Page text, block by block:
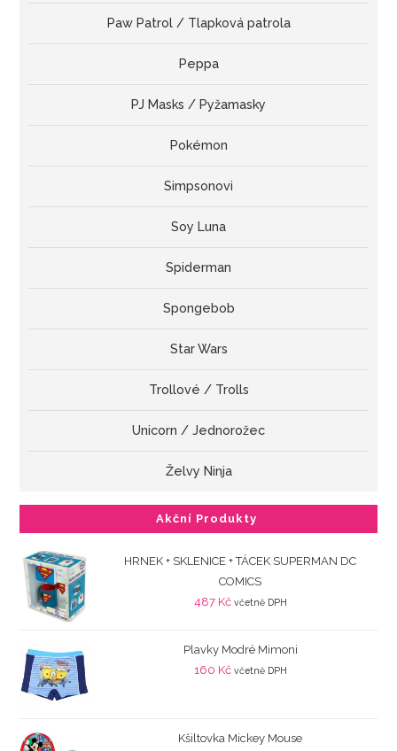
Paw Patrol / Tlapková patrola
Peppa
PJ Masks / Pyžamasky
Pokémon
Simpsonovi
Soy Luna
Spiderman
Spongebob
Star Wars
Trollové / Trolls
Unicorn / Jednorožec
Želvy Ninja
Akční Produkty
HRNEK + SKLENICE + TÁCEK SUPERMAN DC
COMICS
487 Kč včetně DPH
Plavky Modré Mimoni
160 Kč včetně DPH
Kšiltovka Mickey Mouse